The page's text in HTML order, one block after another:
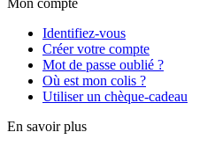
Identifiez-vous
Créer votre compte
Mot de passe oublié ?
Où est mon colis ?
Utiliser un chèque-cadeau
En savoir plus